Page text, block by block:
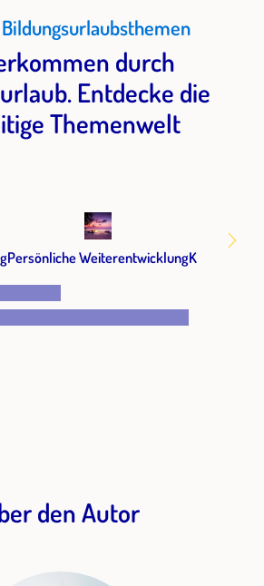
durch
Entdecke die
Themenwelt
Persönliche Weiterentwicklung
den Autor